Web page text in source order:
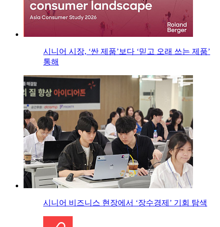
시니어 시장, ‘싼 제품’보다 ‘믿고 오래 쓰는 제품’
통해
시니어 비즈니스 현장에서 ‘장수경제’ 기회 탐색